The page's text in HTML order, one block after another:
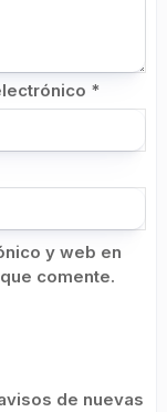
*
y web en
comente.
de nuevas